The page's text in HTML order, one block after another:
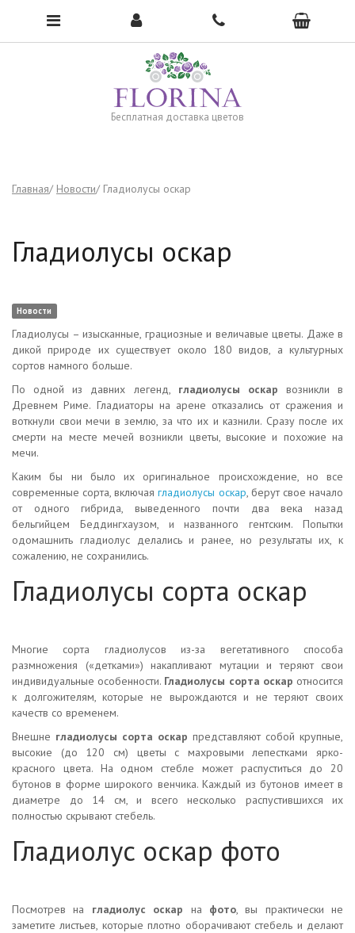
Бесплатная доставка цветов
Чтобы открыть меню, нажмите сюда →
Главная Новости Гладиолусы оскар
Гладиолусы оскар
Новости
Гладиолусы – изысканные, грациозные и величавые цветы. Даже в
дикой природе их существует около 180 видов, а культурных
сортов намного больше.
По одной из давних легенд, гладиолусы оскар возникли в
Древнем Риме. Гладиаторы на арене отказались от сражения и
воткнули свои мечи в землю, за что их и казнили. Сразу после их
смерти на месте мечей возникли цветы, высокие и похожие на
мечи.
Каким бы ни было их оригинальное происхождение, но все
современные сорта, включаягладиолусы оскар, берут свое начало
от одного гибрида, выведенного почти два века назад
бельгийцем Беддингхаузом, и названного гентским. Попытки
одомашнить гладиолус делались и ранее, но результаты их, к
сожалению, не сохранились.
Гладиолусы сорта оскар
Многие сорта гладиолусов
из-за вегетативного способа
размножения («детками») накапливают мутации и теряют свои
индивидуальные особенности. Гладиолусы сорта оскар относится
к долгожителям, которые не вырождаются и не теряют своих
качеств со временем.
Внешне гладиолусы сорта оскар представляют собой крупные,
высокие (до 120 см) цветы с махровыми лепестками ярко-
красного цвета. На одном стебле может распуститься до 20
бутонов в форме широкого венчика. Каждый из бутонов имеет в
диаметре до 14 см, и всего несколько распустившихся их
полностью скрывают стебель.
Гладиолус оскар фото
Посмотрев на гладиолус оскар на фото, вы практически не
заметите листьев, которые плотно оборачивают стебель и делают